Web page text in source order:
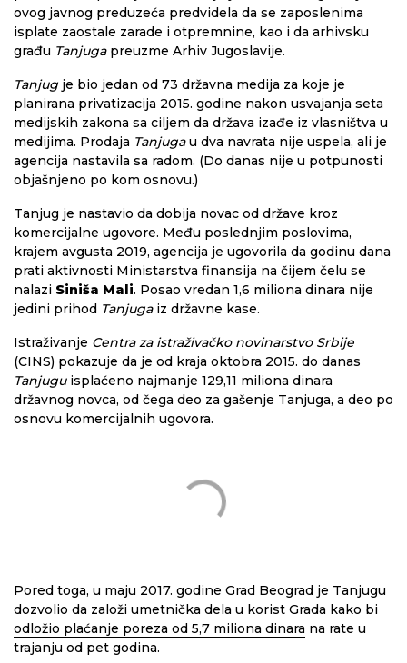
ovog javnog preduzeća predvidela da se zaposlenima
isplate zaostale zarade i otpremnine, kao i da arhivsku
građu Tanjugapreuzme Arhiv Jugoslavije.
Tanjug je bio jedan od 73 državna medija za koje je
planirana privatizacija 2015. godine nakon usvajanja seta
medijskih zakona sa ciljem da država izađe iz vlasništva u
medijima. Prodaja Tanjugau dva navrata nije uspela, ali je
agencija nastavila sa radom. (Do danas nije u potpunosti
objašnjeno po kom osnovu.)
Tanjug je nastavio da dobija novac od države kroz
komercijalne ugovore. Među poslednjim poslovima,
krajem avgusta 2019, agencija je ugovorila da godinu dana
prati aktivnosti Ministarstva finansija na čijem čelu se
nalazi Siniša Mali. Posao vredan 1,6 miliona dinara nije
jedini prihod Tanjugaiz državne kase.
Istraživanje Centra za istraživačko novinarstvo Srbije
(CINS) pokazuje da je od kraja oktobra 2015. do danas
Tanjugu isplaćeno najmanje 129,11 miliona dinara
državnog novca, od čega deo za gašenje Tanjuga, a deo po
osnovu komercijalnih ugovora.
Pored toga, u maju 2017. godine Grad Beograd je Tanjugu
dozvolio da založi umetnička dela u korist Grada kako bi
odložio plaćanje poreza od 5,7 miliona dinara na rate u
trajanju od pet godina.